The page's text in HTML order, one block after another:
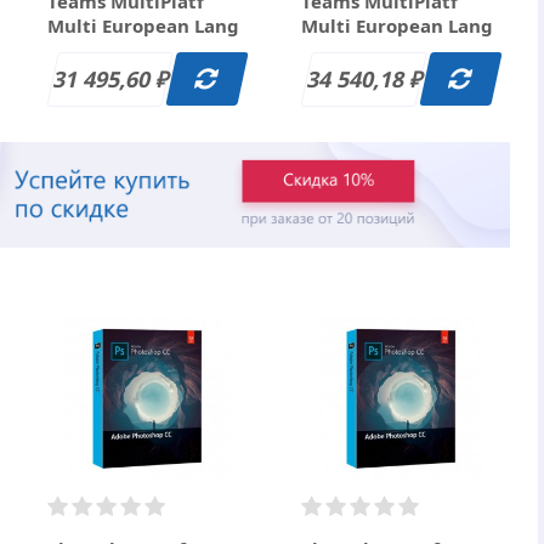
Multi European Lang
New Subscr 12 мес
L14 (100+) за 31
495.60 руб.
31 495,60₽
Multi European Lang
New Subscr 12 мес L2
(10-49) за 34 540.18
34 540,18₽